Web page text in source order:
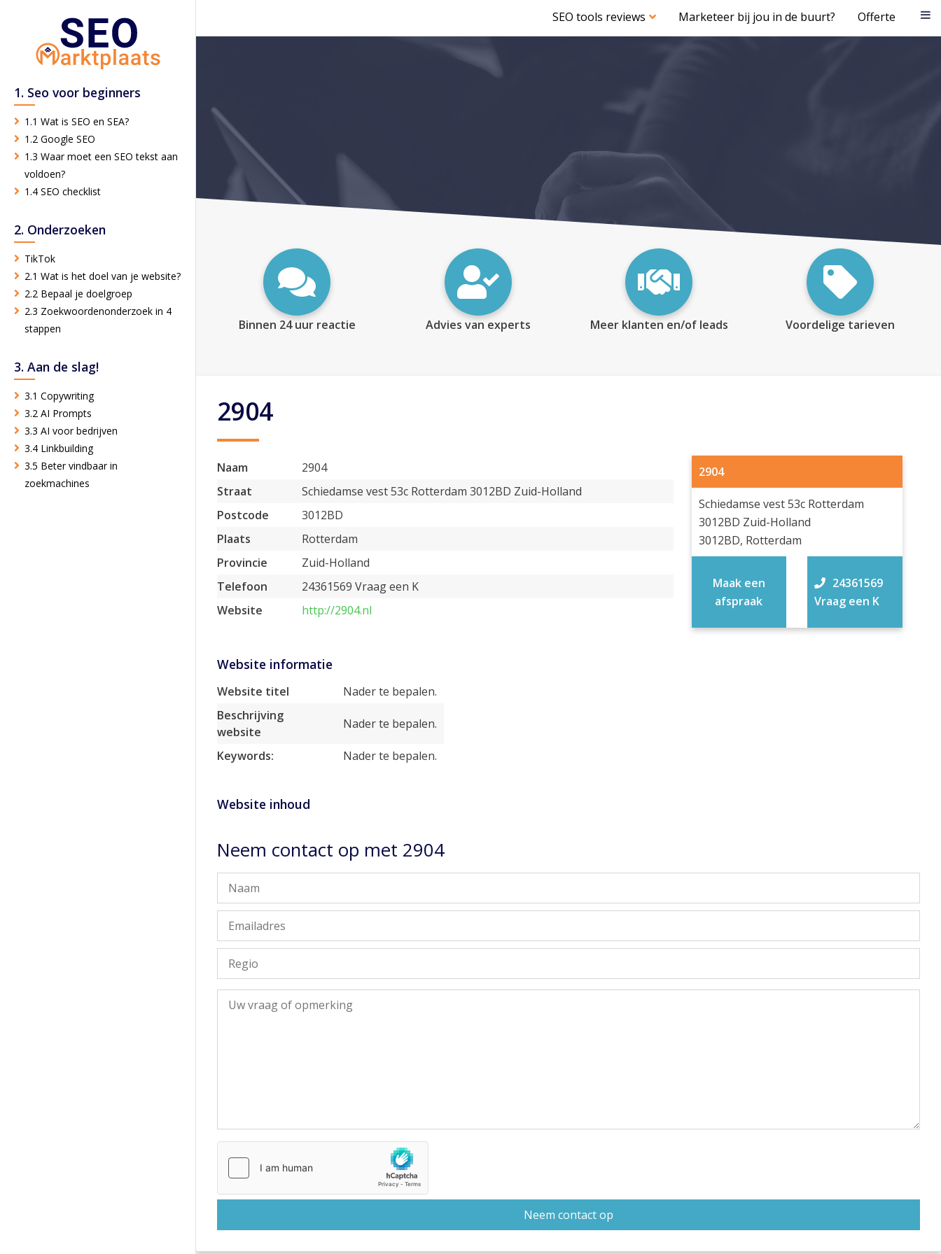
SEO tools reviews Marketeer bij jou in de buurt? Offerte
1. Seo voor beginners
1.1 Wat is SEO en SEA?
1.2 Google SEO
1.3 Waar moet een SEO tekst aan
voldoen?
1.4 SEO checklist
2. Onderzoeken
TikTok
2.1 Wat is het doel van je website?
2.2 Bepaal je doelgroep
2.3 Zoekwoordenonderzoek in 4
stappen
3. Aan de slag!
3.1 Copywriting
3.2 AI Prompts
3.3 AI voor bedrijven
3.4 Linkbuilding
3.5 Beter vindbaar in
zoekmachines
Binnen 24 uur reactie Advies van experts Meer klanten en/of leads Voordelige tarieven
2904
Naam
2904
Straat
Schiedamse vest 53c Rotterdam 3012BD Zuid-Holland
Postcode
3012BD
Plaats
Rotterdam
Provincie
Zuid-Holland
Telefoon
24361569 Vraag een K
Website
http://2904.nl
2904
Schiedamse vest 53c Rotterdam
3012BD Zuid-Holland
3012BD, Rotterdam
24361569
Vraag een K
Maak een
afspraak
Website informatie
Website titel
Nader te bepalen.
Beschrijving
website
Nader te bepalen.
Keywords: Nader te bepalen.
Website inhoud
Neem contact op met 2904